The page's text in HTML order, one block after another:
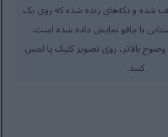
شده و تکه‌های رنده شده که روی یک
با چاقو نمایش داده شده است.
وضوح بالاتر، روی تصویر کلیک یا لمس
کنید.